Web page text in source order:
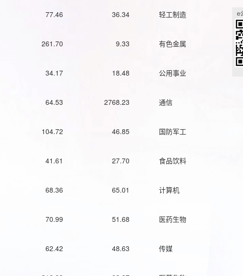
77.46 36.34 轻工制造
261.70 9.33 有色金属
34.17 18.48 公用事业
64.53 2768.23 通信
104.72 46.85 国防军工
41.61 27.70 食品饮料
68.36 65.01 计算机
70.99 51.68 医药生物
62.42 48.63 传媒